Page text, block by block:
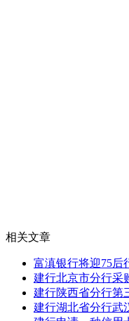
相关文章
富滇银行将迎75后
建行北京市分行采
建行陕西省分行第
建行湖北省分行武